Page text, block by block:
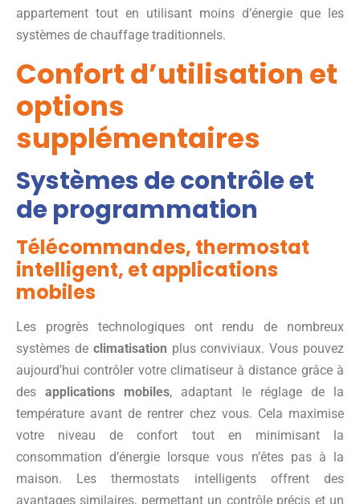
appartement tout en utilisant moins d’énergie que les
systèmes de chauffage traditionnels.
Confort d’utilisation et
options
supplémentaires
Systèmes de contrôle et
de programmation
Télécommandes, thermostat
intelligent, et applications
mobiles
Les progrès technologiques ont rendu de nombreux
systèmes de climatisation plus conviviaux. Vous pouvez
aujourd’hui contrôler votre climatiseur à distance grâce à
desapplications mobiles, adaptant le réglage de la
température avant de rentrer chez vous. Cela maximise
votre niveau de confort tout en minimisant la
consommation d’énergie lorsque vous n’êtes pas à la
maison. Les thermostats intelligents offrent des
avantages similaires, permettant un contrôle précis et un